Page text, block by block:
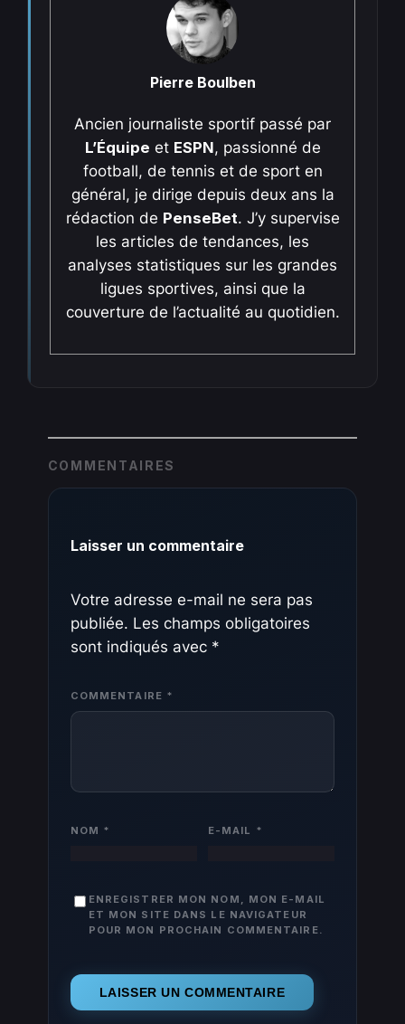
Pierre Boulben
Ancien journaliste sportif passé par
L’Équipe et ESPN, passionné de
football, de tennis et de sport en
général, je dirige depuis deux ans la
rédaction de PenseBet. J’y supervise
les articles de tendances, les
analyses statistiques sur les grandes
ligues sportives, ainsi que la
couverture de l’actualité au quotidien.
COMMENTAIRES
Laisser un commentaire
Votre adresse e-mail ne sera pas
publiée. Les champs obligatoires
sont indiqués avec *
COMMENTAIRE *
NOM * E-MAIL *
ENREGISTRER MON NOM, MON E-MAIL
ET MON SITE DANS LE NAVIGATEUR
POUR MON PROCHAIN COMMENTAIRE.